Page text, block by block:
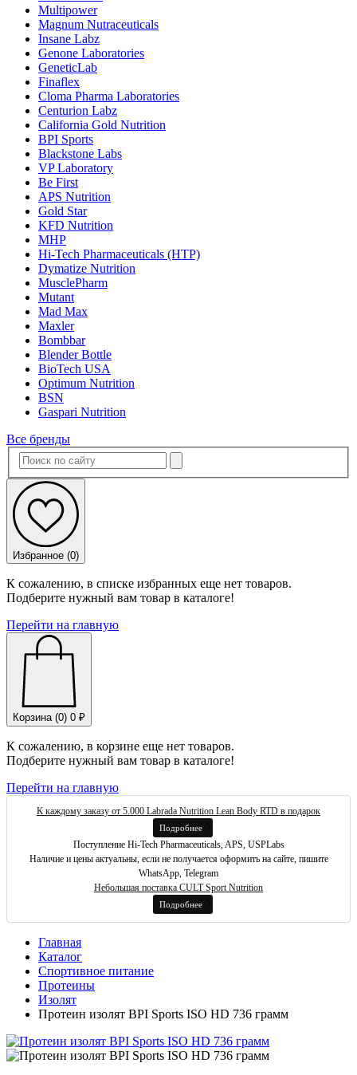
Multipower
Magnum Nutraceuticals
Insane Labz
Genone Laboratories
GeneticLab
Finaflex
Cloma Pharma Laboratories
Centurion Labz
California Gold Nutrition
BPI Sports
Blackstone Labs
VP Laboratory
Be First
APS Nutrition
Gold Star
KFD Nutrition
MHP
Hi-Tech Pharmaceuticals (HTP)
Dymatize Nutrition
MusclePharm
Mutant
Mad Max
Maxler
Bombbar
Blender Bottle
BioTech USA
Optimum Nutrition
BSN
Gaspari Nutrition
Все бренды
Избранное (0)
К сожалению, в списке избранных еще нет товаров.
Подберите нужный вам товар в каталоге!
Перейти на главную
Корзина (0) 0 ₽
К сожалению, в корзине еще нет товаров.
Подберите нужный вам товар в каталоге!
Перейти на главную
К каждому заказу от 5.000 Labrada Nutrition Lean Body RTD в подарок
Подробнее
Поступление Hi-Tech Pharmaceuticals, APS, USPLabs
Наличие и цены актуальны, если не получается оформить на сайте, пишите
WhatsApp, Telegram
Небольшая поставка CULT Sport Nutrition
Подробнее
Главная
Каталог
Спортивное питание
Протеины
Изолят
Протеин изолят BPI Sports ISO HD 736 грамм